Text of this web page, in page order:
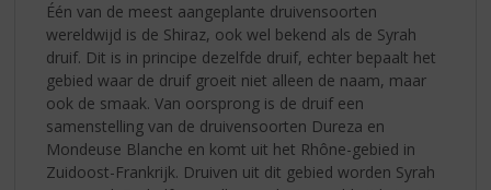
Één van de meest aangeplante druivensoorten
wereldwijd is de Shiraz, ook wel bekend als de Syrah
druif. Dit is in principe dezelfde druif, echter bepaalt het
gebied waar de druif groeit niet alleen de naam, maar
ook de smaak. Van oorsprong is de druif een
samenstelling van de druivensoorten Dureza en
Mondeuse Blanche en komt uit het Rhône-gebied in
Zuidoost-Frankrijk. Druiven uit dit gebied worden Syrah